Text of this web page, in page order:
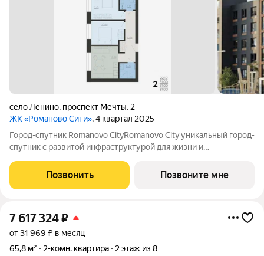
село Ленино, проспект Мечты, 2
ЖК «Романово Сити», 4 квартал 2025
Город-спутник Romanovo CityRomanovo City уникальный город-
спутник с развитой инфраструктурой для жизни и
расположен в 8 км от Липецка, общая площадь 100 га.
Перспективная численность населения
Позвонить Позвоните мне
7 617 324₽
от 31 969 ₽ в месяц
65,8 м²
2-комн. квартира 2 этаж из 8